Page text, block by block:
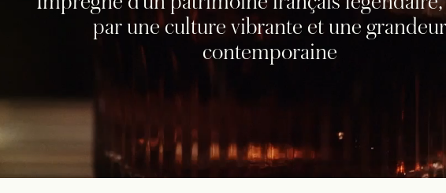
par une culture vibrante et une grandeur
contemporaine